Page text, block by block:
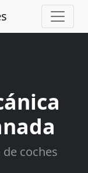
coches